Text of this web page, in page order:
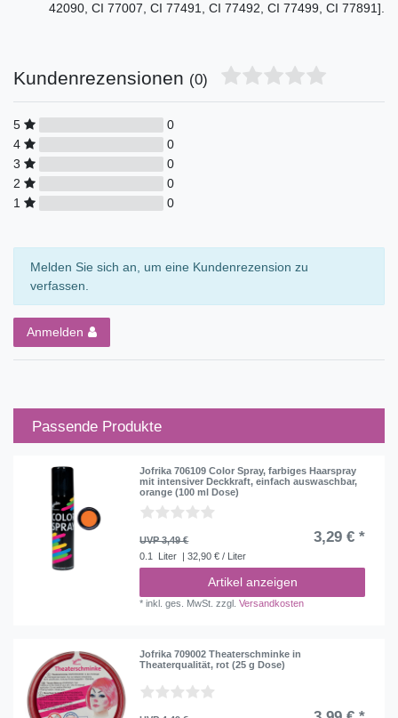
42090, CI 77007, CI 77491, CI 77492, CI 77499, CI 77891].
Kundenrezensionen (0)
5
0
4
0
3
0
2
0
1
0
Melden Sie sich an, um eine Kundenrezension zu
verfassen.
Anmelden
Passende Produkte
Jofrika 706109 Color Spray, farbiges Haarspray
mit intensiver Deckkraft, einfach auswaschbar,
orange (100 ml Dose)
UVP 3,49 € 3,29 € *
0.1 Liter | 32,90 € / Liter
Artikel anzeigen
*inkl. ges. MwSt. zzgl.Versandkosten
Jofrika 709002 Theaterschminke in
Theaterqualität, rot (25 g Dose)